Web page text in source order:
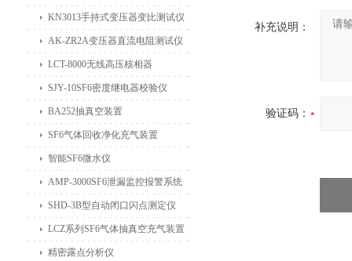
补充说明：
验证码：
KN3013手持式变压器变比测试仪
AK-ZR2A变压器直流电阻测试仪
LCT-8000无线高压核相器
SJY-10SF6密度继电器校验仪
BA252抽真空装置
SF6气体回收净化充气装置
智能SF6微水仪
AMP-3000SF6泄漏监控报警系统
SHD-3B型自动闭口闪点测定仪
LCZ系列SF6气体抽真空充气装置
精密露点分析仪